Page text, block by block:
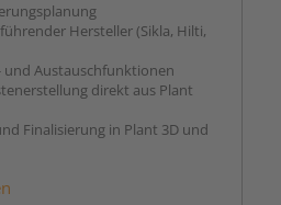
Hersteller (Sikla, Hilti,
und Austauschfunktionen
direkt aus Plant
Finalisierung in Plant 3D und